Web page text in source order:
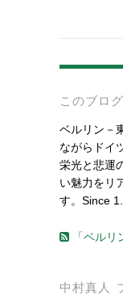
このブロ
ベルリン－
ながらドイ
栄光と悲運
い魅力をリ
す。Since
「ベルリ
中村真人